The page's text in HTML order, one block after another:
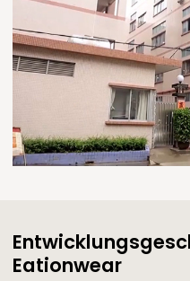
Eationwear